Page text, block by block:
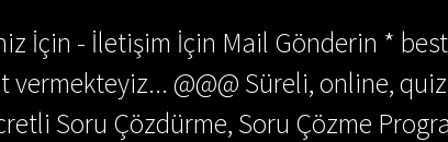
İçin - İletişim İçin Mail Gönderin *
vermekteyiz... @@@ Süreli, online,
Soru Çözdürme, Soru Çözme